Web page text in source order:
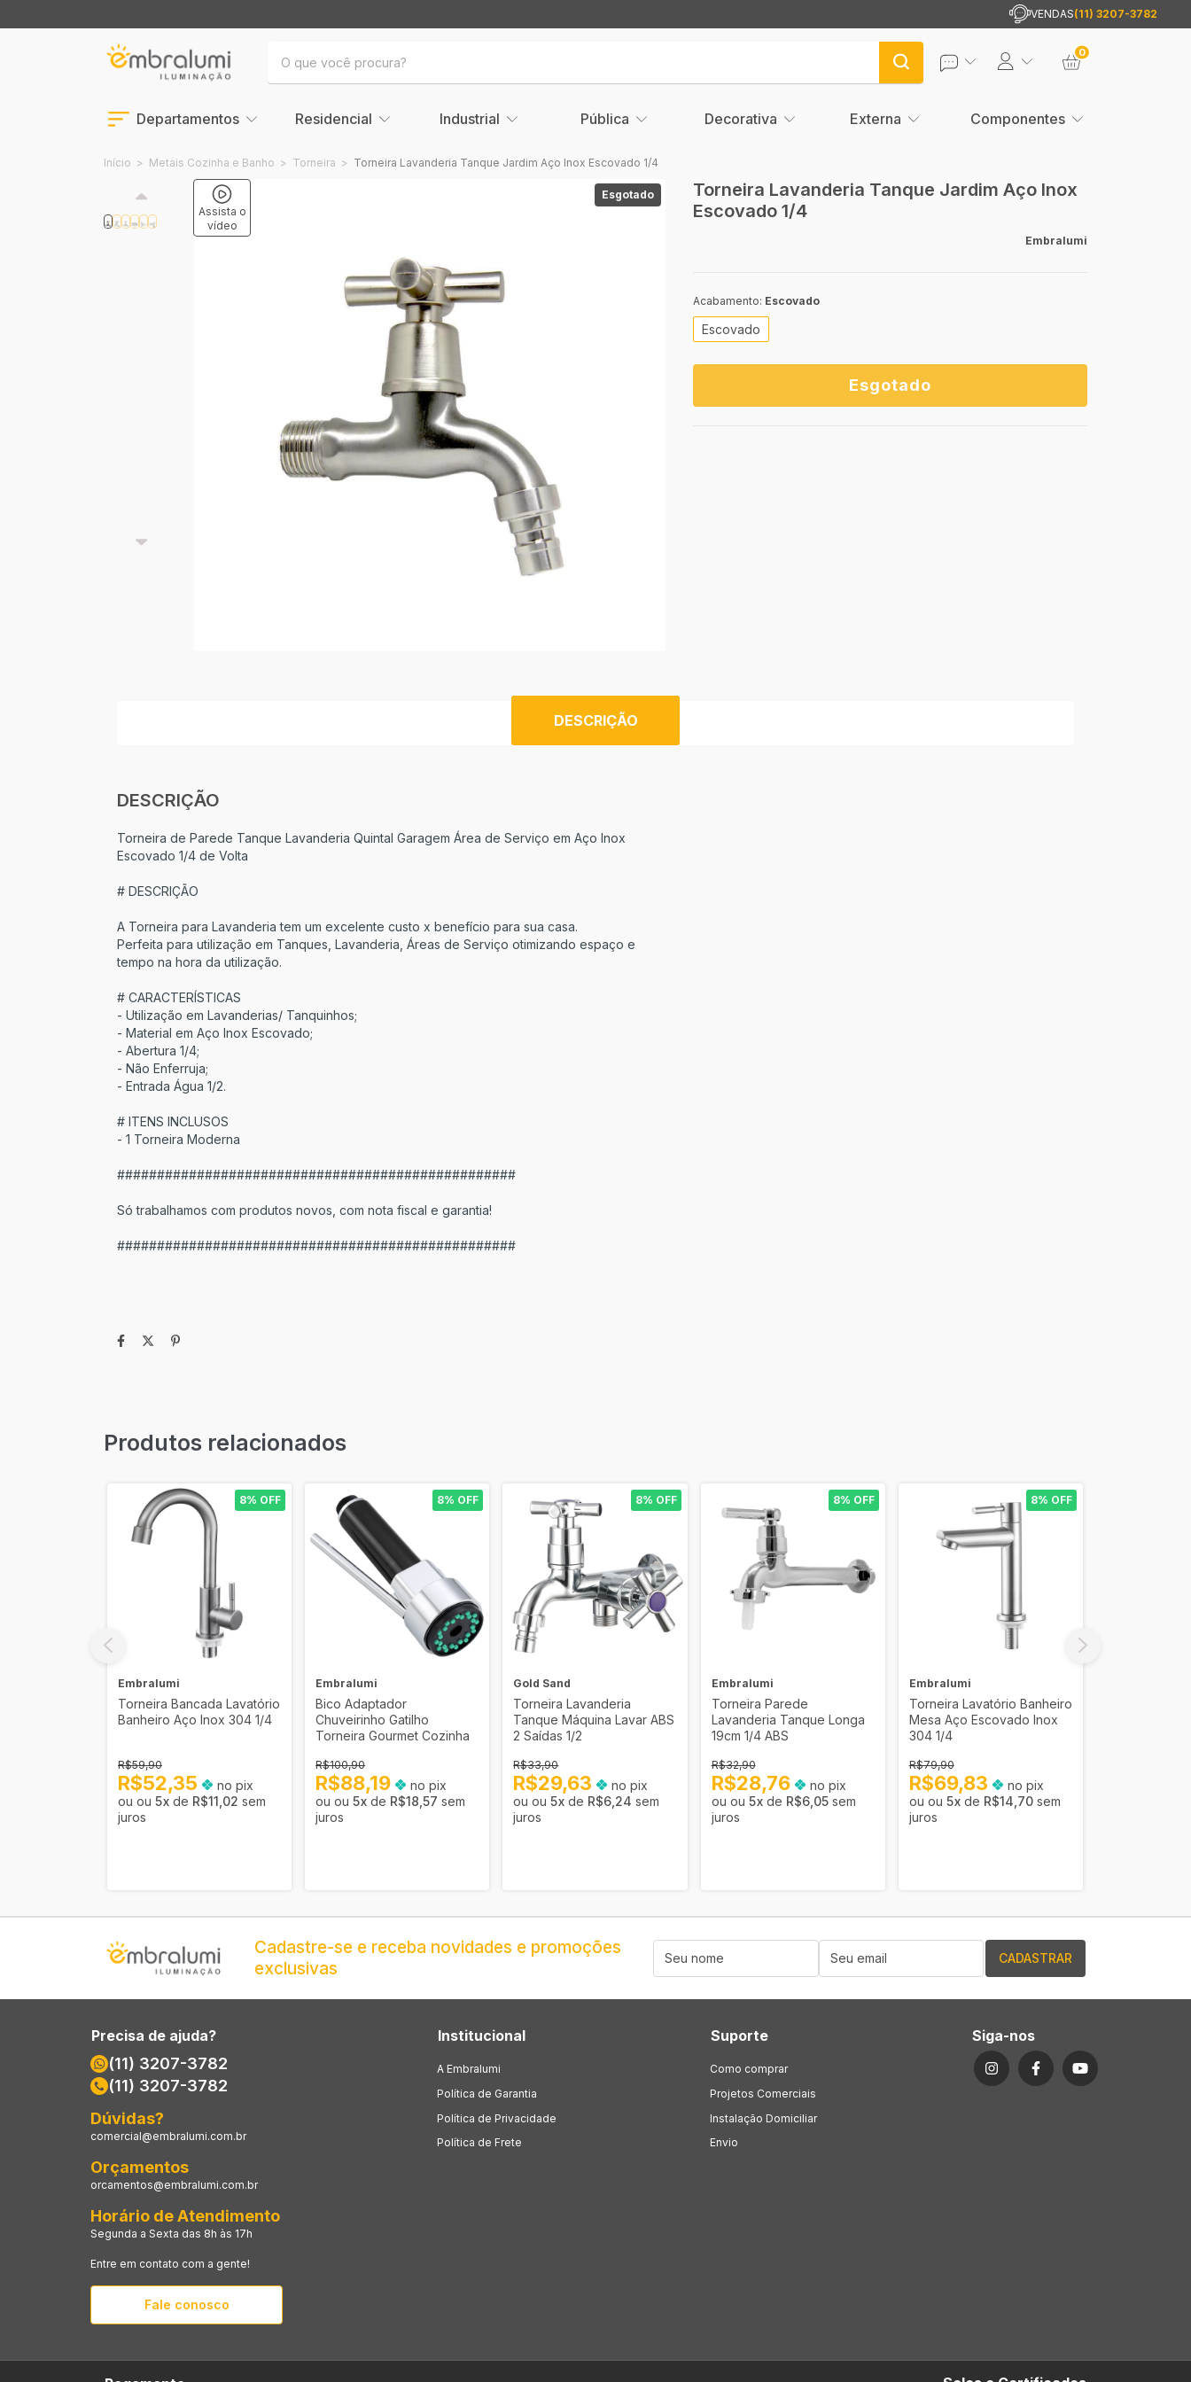
VENDAS(11) 3207-3782
0
Departamentos Residencial Industrial Pública Decorativa Externa Componentes
Início > Metais Cozinha e Banho > Torneira > Torneira Lavanderia Tanque Jardim Aço Inox Escovado 1/4
Assista o
vídeo
Esgotado
Torneira Lavanderia Tanque Jardim Aço Inox
Escovado 1/4
Embralumi
Acabamento: Escovado
Escovado
DESCRIÇÃO
DESCRIÇÃO
Torneira de Parede Tanque Lavanderia Quintal Garagem Área de Serviço em Aço Inox
Escovado 1/4 de Volta
# DESCRIÇÃO
A Torneira para Lavanderia tem um excelente custo x benefício para sua casa.
Perfeita para utilização em Tanques, Lavanderia, Áreas de Serviço otimizando espaço e
tempo na hora da utilização.
# CARACTERÍSTICAS
- Utilização em Lavanderias/ Tanquinhos;
- Material em Aço Inox Escovado;
- Abertura 1/4;
- Não Enferruja;
- Entrada Água 1/2.
# ITENS INCLUSOS
- 1 Torneira Moderna
##################################################
Só trabalhamos com produtos novos, com nota fiscal e garantia!
##################################################
Produtos relacionados
8% OFF
Embralumi
Torneira Bancada Lavatório
Banheiro Aço Inox 304 1/4
R$59,90
R$52,35
no pix
5x de R$11,02 sem
juros
8% OFF
Embralumi
Bico Adaptador
Chuveirinho Gatilho
Torneira Gourmet Cozinha
R$100,90
R$88,19
no pix
5xde R$18,57 sem
juros
8% OFF
Gold Sand
Torneira Lavanderia
Tanque Máquina Lavar ABS
2 Saídas 1/2
R$33,90
R$29,63
no pix
5xde R$6,24 sem
juros
8% OFF
Embralumi
Torneira Parede
Lavanderia Tanque Longa
19cm 1/4 ABS
R$32,90
R$28,76
no pix
5x de R$6,05 sem
juros
8% OFF
Embralumi
Torneira Lavatório Banheiro
Mesa Aço Escovado Inox
304 1/4
R$79,90
R$69,83
no pix
5x de R$14,70 sem
juros
Cadastre-se e receba novidades e promoções
exclusivas
Precisa de ajuda?
(11) 3207-3782
(11) 3207-3782
Dúvidas?
comercial@embralumi.com.br
Orçamentos
orcamentos@embralumi.com.br
Horário de Atendimento
Segunda a Sexta das 8h às 17h
Entre em contato com a gente!
Fale conosco
Institucional
A Embralumi
Política de Garantia
Política de Privacidade
Política de Frete
Suporte
Como comprar
Projetos Comerciais
Instalação Domiciliar
Envio
Siga-nos